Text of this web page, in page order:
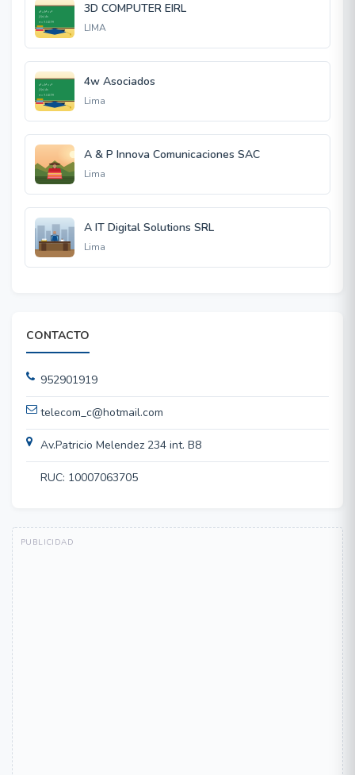
3D COMPUTER EIRL
LIMA
4w Asociados
Lima
A & P Innova Comunicaciones SAC
Lima
A IT Digital Solutions SRL
Lima
CONTACTO
952901919
telecom_c@hotmail.com
Av.Patricio Melendez 234 int. B8
RUC: 10007063705